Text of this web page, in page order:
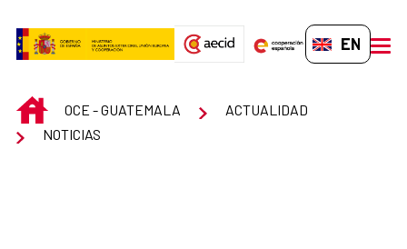
EN-GB
INICIOOCE - GUATEMALA
ACTUALIDAD
NOTICIAS